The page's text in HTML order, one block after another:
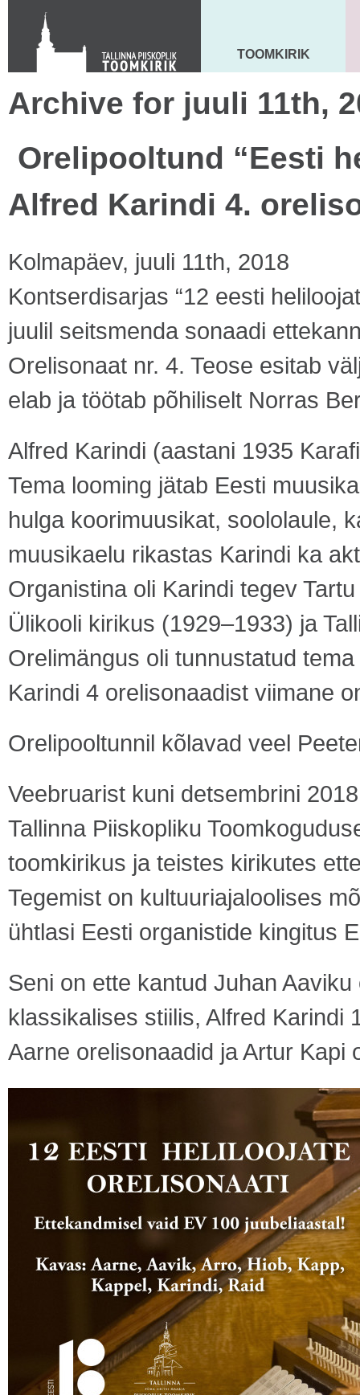
KONTAKT
Toom-Kooli 6, 10130 TALLINN
tallinna.toom@eelk.ee
MAARJA KIRIK
TOOMKIRIK
Archive for juuli 11th,
Orelipooltund “Eesti
Alfred Karindi 4.
Kolmapäev, juuli 11th, 2018
Kontserdisarjas “12 eesti
juulil seitsmenda sonaadi
Orelisonaat nr. 4. Teose esitab
elab ja töötab põhiliselt Norras
Alfred Karindi (aastani 1935
Tema looming jätab Eesti
hulga koorimuusikat, soololaule,
muusikaelu rikastas Karindi ka
Organistina oli Karindi tegev
Ülikooli kirikus (1929–1933) ja
Orelimängus oli tunnustatud
Karindi 4 orelisonaadist viimane
Orelipooltunnil kõlavad veel
Veebruarist kuni detsembrini
Tallinna Piiskopliku
toomkirikus ja teistes kirikutes
Tegemist on kultuuriajaloolises
ühtlasi Eesti organistide kingitus
Seni on ette kantud Juhan
klassikalises stiilis, Alfred Karindi
Aarne orelisonaadid ja Artur Kapi